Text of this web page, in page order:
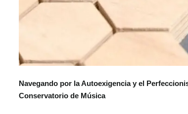
Navegando por la Autoexigencia y el
Conservatorio de Música